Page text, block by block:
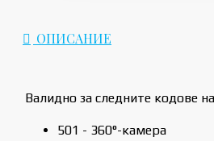
ОПИСАНИЕ
Валидно за следните кодове
501 - 360°-камера